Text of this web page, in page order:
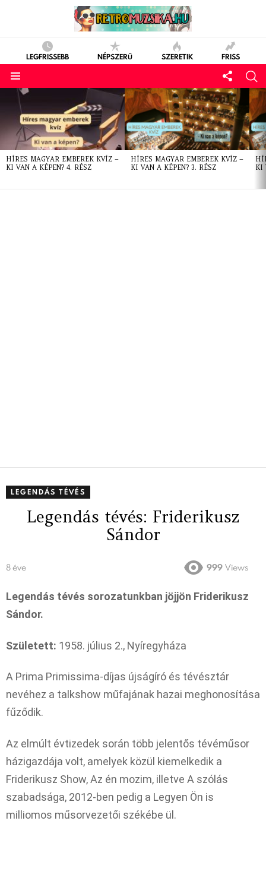
LEGFRISSEBB NÉPSZERŰ SZERETIK FRISS
LATEST
STORIES
HÍRES MAGYAR EMBEREK KVÍZ –
KI VAN A KÉPEN? 4. RÉSZ
HÍRES MAGYAR EMBEREK KVÍZ –
KI VAN A KÉPEN? 3. RÉSZ
KI
LEGENDÁS TÉVÉS
Legendás tévés: Friderikusz
Sándor
8 éve 999 Views
Legendás tévés sorozatunkban jöjjön Friderikusz
Sándor.
Született: 1958. július 2., Nyíregyháza
A Prima Primissima-díjas újságíró és tévésztár
nevéhez a talkshow műfajának hazai meghonosítása
fűződik.
Az elmúlt évtizedek során több jelentős tévéműsor
házigazdája volt, amelyek közül kiemelkedik a
Friderikusz Show, Az én mozim, illetve A szólás
szabadsága, 2012-ben pedig a Legyen Ön is
milliomos műsorvezetői székébe ül.